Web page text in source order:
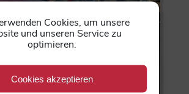
Cookies, um unsere
und unseren Service zu
optimieren.
Cookies akzeptieren